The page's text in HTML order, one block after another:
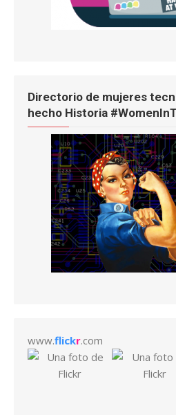
Directorio de mujeres
hecho Historia
www.flickr.com